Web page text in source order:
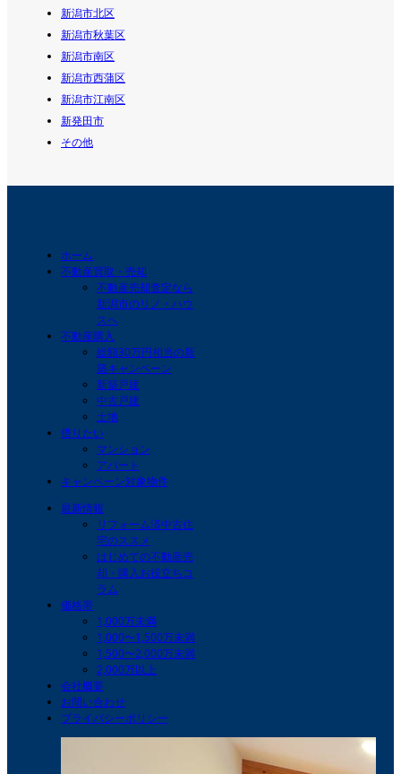
新潟市北区
新潟市秋葉区
新潟市南区
新潟市西蒲区
新潟市江南区
新発田市
その他
ホーム
不動産買取・売却
不動産売却査定なら
新潟市のリノ・ハウ
スへ
不動産購入
総額30万円相当の新
築キャンペーン
新築戸建
中古戸建
土地
借りたい
マンション
アパート
キャンペーン対象物件
最新情報
リフォーム済中古住
宅のススメ
はじめての不動産売
却・購入お役立ちコ
ラム
価格帯
1,000万未満
1,000〜1,500万未満
1,500〜2,000万未満
2,000万以上
会社概要
お問い合わせ
プライバシーポリシー